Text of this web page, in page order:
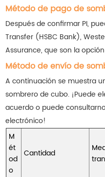
Método de pago de
Después de confirmar PI,
Transfer (HSBC Bank),
Assurance, que son la
Método de envío de
A continuación se muestra
sombrero de cubo. ¡Puede
acuerdo o puede
electrónico!
M
ét
od
o
Cantidad